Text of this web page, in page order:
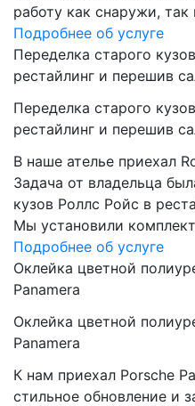
работу как снаружи,
Подробнее об услуге
Переделка старого
рестайлинг и перешив
Переделка старого
рестайлинг и перешив
В наше ателье приехал
Задача от владельца
кузов Роллс Ройс в
Мы установили
Подробнее об услуге
Оклейка цветной
Panamera
Оклейка цветной
Panamera
К нам приехал Porsche
стильное обновление и